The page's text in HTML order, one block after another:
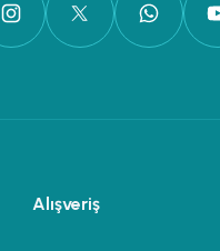
Alışveriş